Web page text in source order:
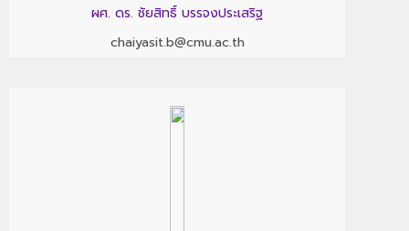
ผศ. ดร. ชัยสิทธิ์ บรรจงประเสริฐ
chaiyasit.b@cmu.ac.th